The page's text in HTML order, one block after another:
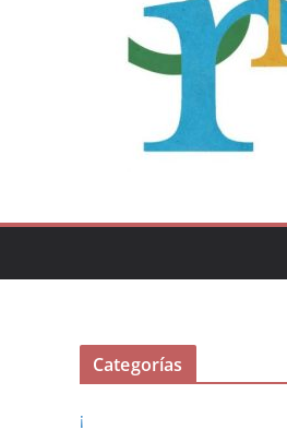
Categorías
¡